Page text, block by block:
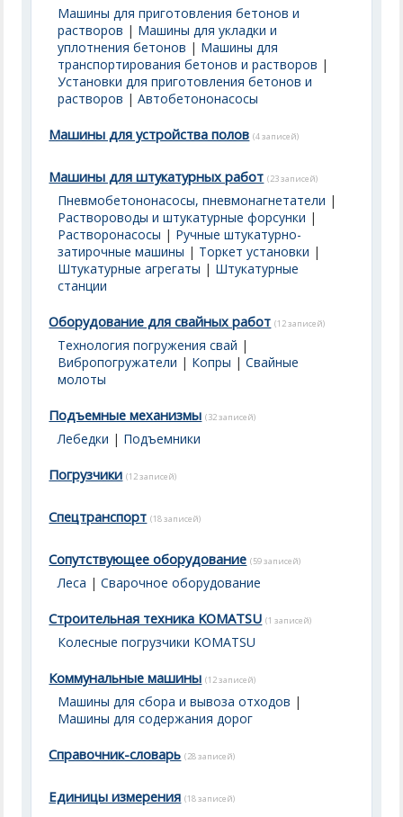
Машины для приготовления бетонов и
растворов | Машины для укладки и
уплотнения бетонов | Машины для
транспортирования бетонов и растворов |
Установки для приготовления бетонов и
растворов |Автобетононасосы
Машины для устройства полов (4 записей)
Машины для штукатурных работ (23 записей)
Пневмобетононасосы, пневмонагнетатели |
Раствороводы и штукатурные форсунки |
Растворонасосы | Ручные штукатурно-
затирочные машины | Торкет установки |
Штукатурные агрегаты | Штукатурные
станции
Оборудование для свайных работ (12 записей)
Технология погружения свай |
Вибропогружатели | Копры |Свайные
молоты
Подъемные механизмы (32 записей)
Лебедки | Подъемники
Погрузчики (12 записей)
Спецтранспорт (18 записей)
Сопутствующее оборудование (59 записей)
Леса |Сварочное оборудование
Строительная техника KOMATSU (1 записей)
Колесные погрузчики KOMATSU
Коммунальные машины (12 записей)
Машины для сбора и вывоза отходов |
Машины для содержания дорог
Справочник-словарь (28 записей)
Единицы измерения (18 записей)